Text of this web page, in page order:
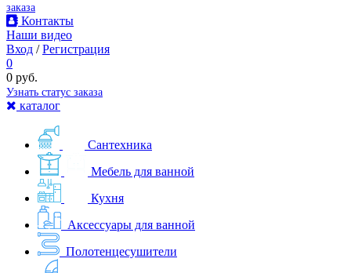
заказа
Контакты
Наши видео
Вход /Регистрация
0
0 руб.
Узнать статус заказа
каталог
Сантехника
Мебель для ванной
Кухня
Аксессуары для ванной
Полотенцесушители